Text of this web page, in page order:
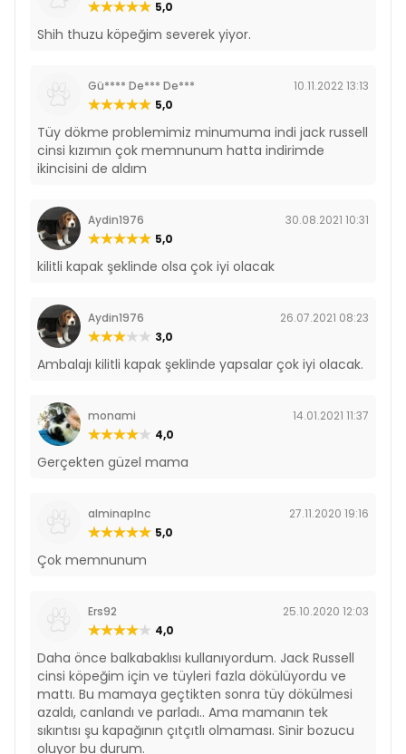
5,0
Shih thuzu köpeğim severek yiyor.
Gü**** De*** De***
10.11.2022 13:13
5,0
Tüy dökme problemimiz minumuma indi jack russell
cinsi kızımın çok memnunum hatta indirimde
ikincisini de aldım
Aydin1976
30.08.2021 10:31
5,0
kilitli kapak şeklinde olsa çok iyi olacak
Aydin1976
26.07.2021 08:23
3,0
Ambalajı kilitli kapak şeklinde yapsalar çok iyi olacak.
monami
14.01.2021 11:37
4,0
Gerçekten güzel mama
alminaplnc
27.11.2020 19:16
5,0
Çok memnunum
Ers92
25.10.2020 12:03
4,0
Daha önce balkabaklısı kullanıyordum. Jack Russell
cinsi köpeğim için ve tüyleri fazla dökülüyordu ve
mattı. Bu mamaya geçtikten sonra tüy dökülmesi
azaldı, canlandı ve parladı.. Ama mamanın tek
sıkıntısı şu kapağının çıtçıtlı olmaması. Sinir bozucu
oluyor bu durum.